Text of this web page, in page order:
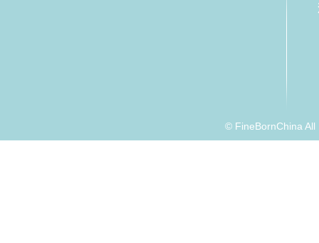
© FineBornChina